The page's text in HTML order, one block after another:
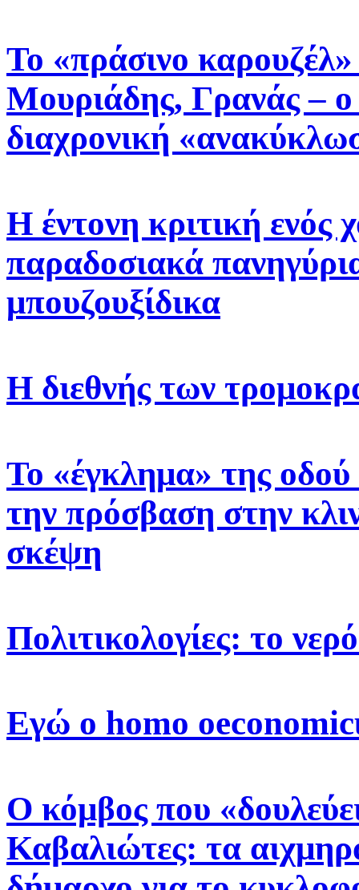
Το «πράσινο
Μουριάδης, Γρανάς – ο
διαχρονική
Η έντονη κριτική ενός
παραδοσιακά
μπουζουξίδικα
Η διεθνής των
Το «έγκλημα» της
την πρόσβαση στην
σκέψη
Πολιτικολογίες: το
Εγώ ο homo
Ο κόμβος που
Καβαλιώτες: τα